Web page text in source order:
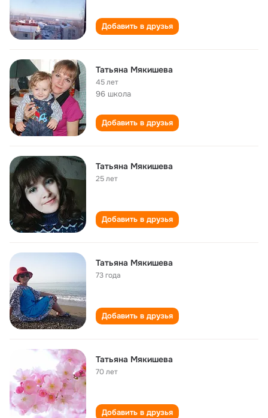
Добавить в друзья
Татьяна Мякишева
45 лет
96 школа
Добавить в друзья
Татьяна Мякишева
25 лет
Добавить в друзья
Татьяна Мякишева
73 года
Добавить в друзья
Татьяна Мякишева
70 лет
Добавить в друзья